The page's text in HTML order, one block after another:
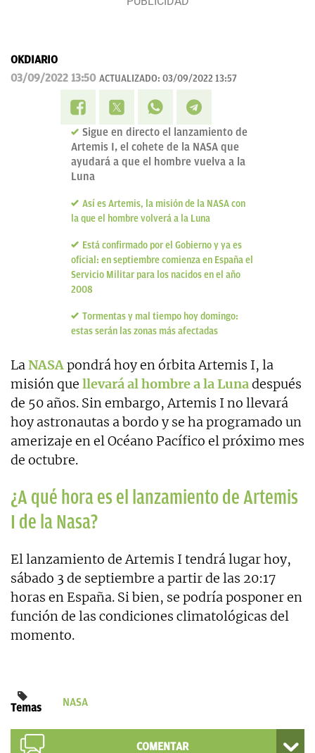
OKDIARIO
03/09/2022 13:50 ACTUALIZADO: 03/09/2022 13:57
Sigue en directo el lanzamiento de
Artemis I, el cohete de la NASA que
ayudará a que el hombre vuelva a la
Luna
Así es Artemis, la misión de la NASA con
la que el hombre volverá a la Luna
Está confirmado por el Gobierno y ya es
oficial: en septiembre comienza en España el
Servicio Militar para los nacidos en el año
2008
Tormentas y mal tiempo hoy domingo:
estas serán las zonas más afectadas
LaNASApondrá hoy en órbita Artemis I, la
misión que llevará al hombre a la Lunadespués
de 50 años. Sin embargo, Artemis I no llevará
hoy astronautas a bordo y se ha programado un
amerizaje en el Océano Pacífico el próximo mes
de octubre.
¿A qué hora es el lanzamiento de Artemis
I de la Nasa?
El lanzamiento de Artemis I tendrá lugar hoy,
sábado 3 de septiembre a partir de las 20:17
horas en España. Si bien, se podría posponer en
función de las condiciones climatológicas del
momento.
Temas NASA
COMENTAR